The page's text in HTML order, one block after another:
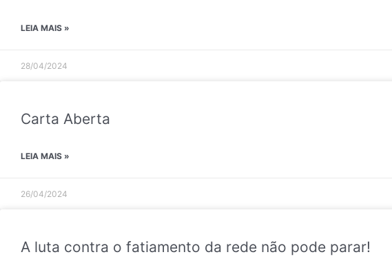
LEIA MAIS »
28/04/2024
Carta Aberta
LEIA MAIS »
26/04/2024
A luta contra o fatiamento da rede não pode parar!